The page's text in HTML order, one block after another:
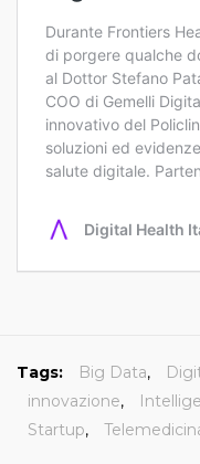
Tags: Big Data,
innovazione,
Startup,